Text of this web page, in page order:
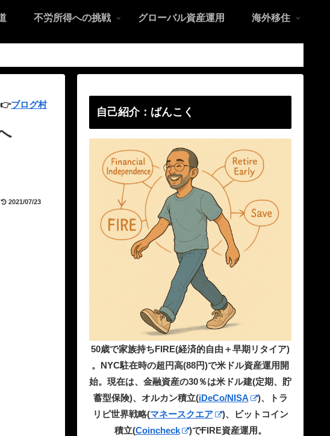
不労所得への挑戦 グローバル資産運用 海外移住
ブログ村
2021/07/23
自己紹介：ばんこく
50歳で家族持ちFIRE(経済的自由＋早期リタイア)
。NYC駐在時の超円高(88円)で米ドル資産運用開
始。現在は、金融資産の30％は米ドル建(定期、貯
蓄型保険)、オルカン積立(iDeCo/NISA
)、トラ
リピ世界戦略(マネースクエア
)、ビットコイン
積立(Coincheck
)でFIRE資産運用。